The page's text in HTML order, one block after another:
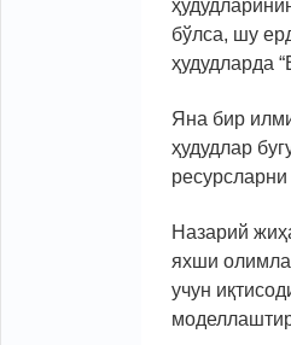
бўлса, шу
ҳудудларда
Яна бир
ҳудудлар
Назарий
яхши
учун